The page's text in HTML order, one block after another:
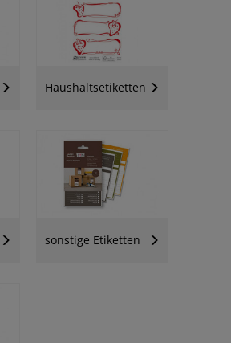
Haushaltsetiketten
sonstige Etiketten